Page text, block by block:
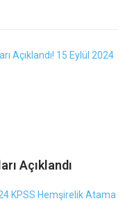
Açıklandı